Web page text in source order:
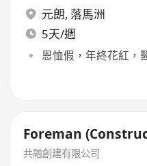
元朗, 落馬洲
5天/週
恩恤假，年終花紅，
Foreman
共融創建有限公司